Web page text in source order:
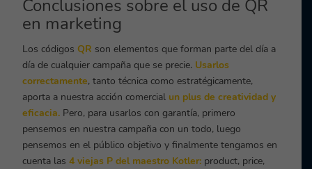
Conclusiones sobre el uso de QR
en marketing
Los códigos QR son elementos que forman parte del día a
día de cualquier campaña que se precie. Usarlos
correctamente, tanto técnica como estratégicamente,
aporta a nuestra acción comercial un plus de creatividad y
eficacia. Pero, para usarlos con garantía, primero
pensemos en nuestra campaña con un todo, luego
pensemos en el público objetivo y finalmente tengamos en
cuenta las4 viejas P del maestro Kotler: product, price,